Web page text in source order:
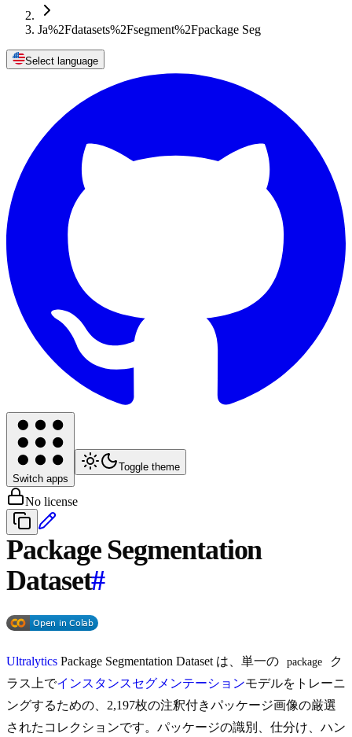
Ja%2Fdatasets%2Fsegment%2Fpackage Seg
Select language
Switch apps
Toggle theme
No license
Package Segmentation
Dataset#
Ultralytics Package Segmentation Dataset は、単一の package
ク
ラス上でインスタンスセグメンテーションモデルをトレーニ
ングするための、2,197枚の注釈付きパッケージ画像の厳選
されたコレクションです。パッケージの識別、仕分け、ハン